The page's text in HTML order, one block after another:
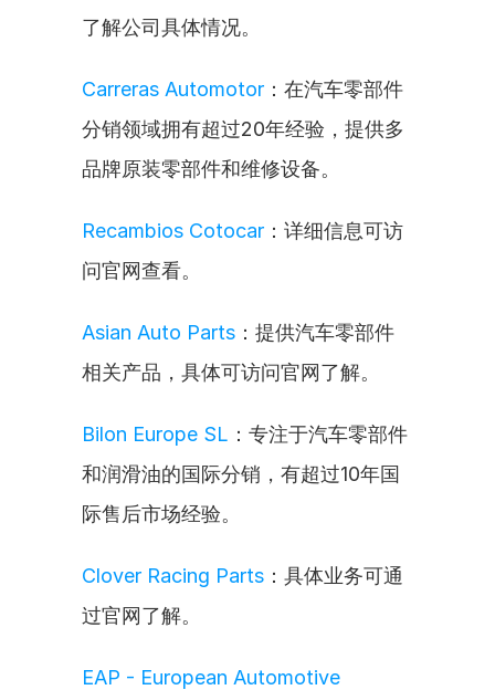
了解公司具体情况。
Carreras Automotor ：在汽车零部件
分销领域拥有超过20年经验，提供多
品牌原装零部件和维修设备。
Recambios Cotocar ：详细信息可访
问官网查看。
Asian Auto Parts ：提供汽车零部件
相关产品，具体可访问官网了解。
Bilon Europe SL ：专注于汽车零部件
和润滑油的国际分销，有超过10年国
际售后市场经验。
Clover Racing Parts ：具体业务可通
过官网了解。
EAP - European Automotive